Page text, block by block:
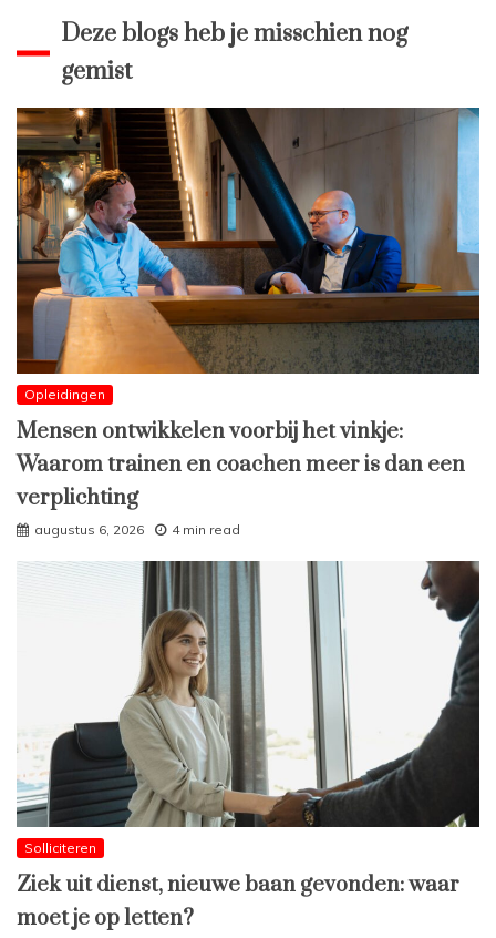
Deze blogs heb je misschien nog
gemist
Opleidingen
Mensen ontwikkelen voorbij het vinkje:
Waarom trainen en coachen meer is dan een
verplichting
augustus 6, 2026 4 min read
Solliciteren
Ziek uit dienst, nieuwe baan gevonden: waar
moet je op letten?